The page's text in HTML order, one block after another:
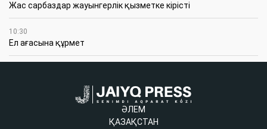
Жас сарбаздар жауынгерлік қызметке кірісті
10:30
Ел ағасына құрмет
ӘЛЕМ
ҚАЗАҚСТАН